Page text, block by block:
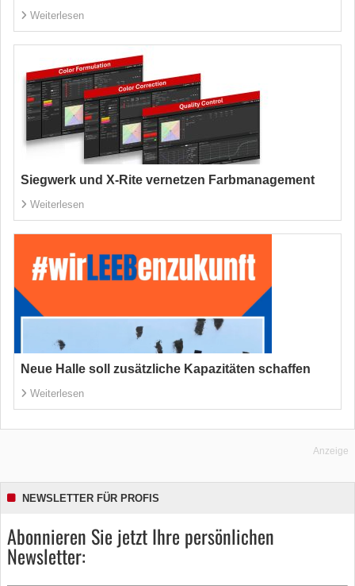
Weiterlesen
Siegwerk und X-Rite vernetzen Farbmanagement
Weiterlesen
Neue Halle soll zusätzliche Kapazitäten schaffen
Weiterlesen
Anzeige
NEWSLETTER FÜR PROFIS
Abonnieren Sie jetzt Ihre persönlichen
Newsletter: